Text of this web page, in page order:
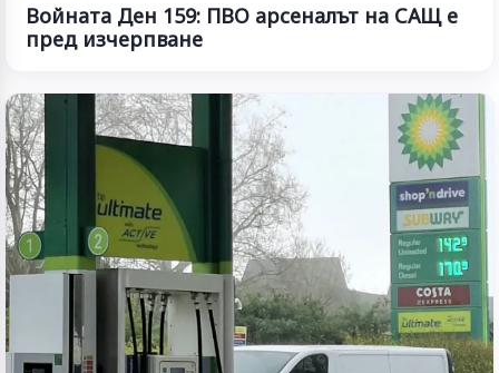
Войната Ден 159: ПВО арсеналът на САЩ е
пред изчерпване